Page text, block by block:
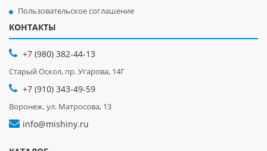
Пользовательское соглашение
КОНТАКТЫ
+7 (980) 382-44-13
Старый Оскол, пр. Угарова, 14Г
+7 (910) 343-49-59
Воронеж, ул. Матросова, 13
info@mishiny.ru